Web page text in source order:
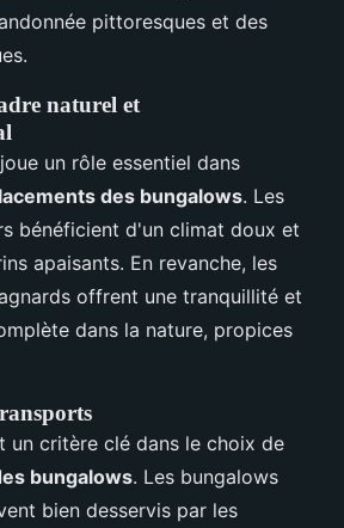
pittoresques et des
naturel et
un rôle essentiel dans
des bungalows. Les
bénéficient d'un climat doux et
apaisants. En revanche, les
offrent une tranquillité et
dans la nature, propices
un critère clé dans le choix de
bungalows. Les bungalows
bien desservis par les